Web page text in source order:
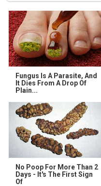
Fungus Is A Parasite, And
It Dies From A Drop Of
Plain...
No Poop For More Than 2
Days - It's The First Sign
Of